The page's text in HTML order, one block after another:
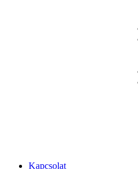
Kapcsolat